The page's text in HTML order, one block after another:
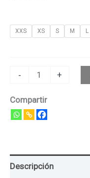
XXS XS S M L
- +
Compartir
Descripción